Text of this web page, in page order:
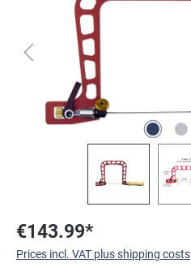
€143.99*
Prices incl. VAT plus shipping costs